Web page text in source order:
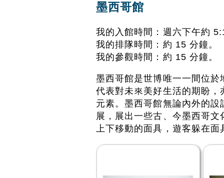
墨西哥館
我的入館時間：週六下午約
我的排隊時間：約 15 分鐘。
我的參觀時間：約 15 分鐘。
墨西哥館是世博唯一一間位
代表對未來美好生活的期盼
元素。墨西哥館無論內外的
展，展出一些古、今墨西哥
上下移動的面具，遊客躲在